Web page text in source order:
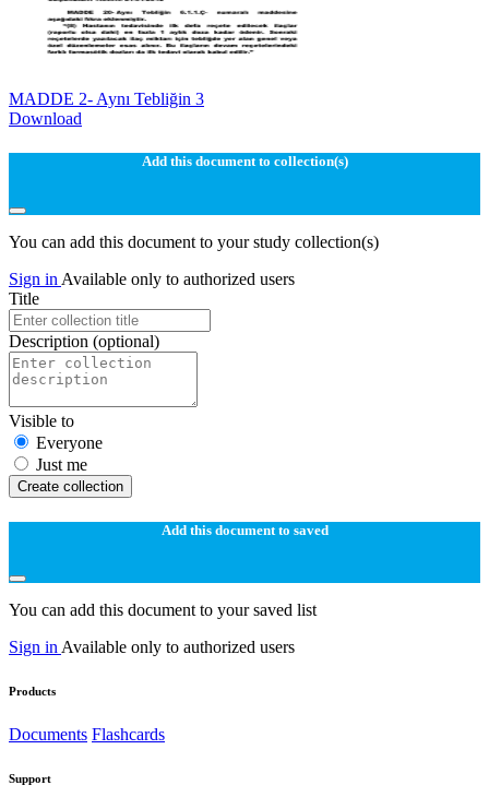
MADDE 2- Aynı Tebliğin 3
Download
Add this document to collection(s)
You can add this document to your study collection(s)
Sign in Available only to authorized users
Title
Description (optional)
Visible to
Everyone
Just me
Create collection
Add this document to saved
You can add this document to your saved list
Sign in Available only to authorized users
Products
Documents Flashcards
Support